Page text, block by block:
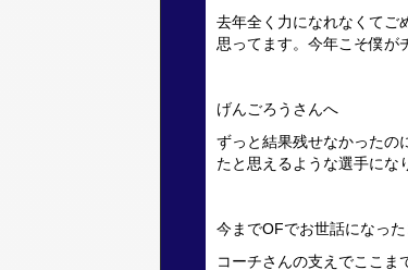
去年全く力になれなくてご
思ってます。今年こそ僕が
げんごろうさんへ
ずっと結果残せなかったの
たと思えるような選手にな
今までOFでお世話になっ
コーチさんの支えでここま